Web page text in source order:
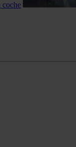
coche